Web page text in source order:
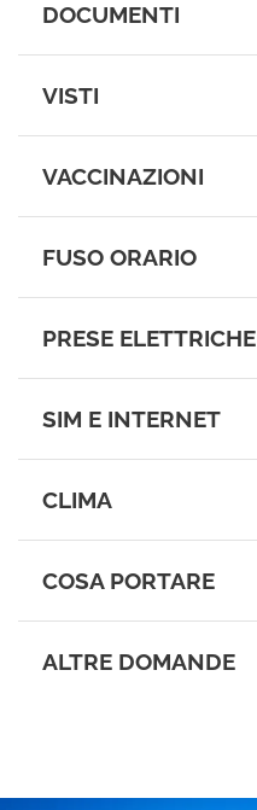
DOCUMENTI
VISTI
VACCINAZIONI
FUSO ORARIO
PRESE ELETTRICHE
SIM E INTERNET
CLIMA
COSA PORTARE
ALTRE DOMANDE